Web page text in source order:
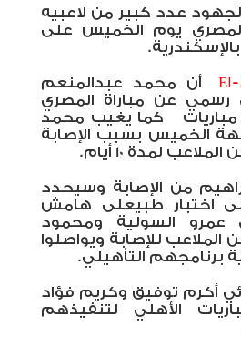
عدد كبير من لاعبيه
يوم الخميس على
El-
أن محمد عبدالمنعم
عن مباراة المصري
للإيقاف لمدة 3 مباريات كما يغيب محمد
الخميس بسبب الإصابة
لمدة 10 أيام.
من الإصابة وسيحدد
اختبار طبيعلى هامش
عمرو السولية ومحمود
الملاعب للإصابة ويواصلوا
برنامجهم التأهيلي.
أكرم توفيق وكريم فؤاد
الأهلي لتنفيذهم